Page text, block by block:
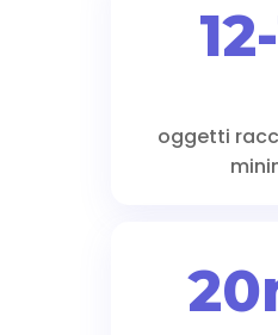
oggetti